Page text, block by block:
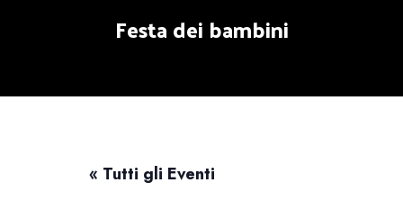
Festa dei bambini
« Tutti gli Eventi